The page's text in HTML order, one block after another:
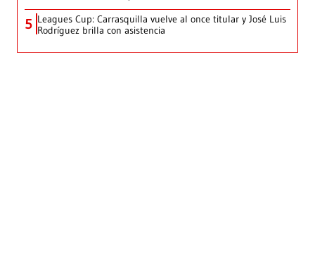
5 Leagues Cup: Carrasquilla vuelve al once titular y José Luis
Rodríguez brilla con asistencia